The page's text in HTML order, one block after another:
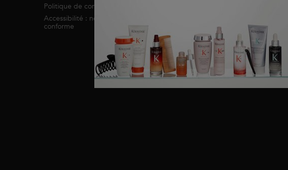
Politique de confidentialité
Accessibilité : non
conforme
Routines